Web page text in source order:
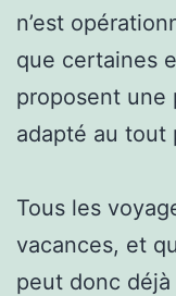
n’est
que certaines
proposent une
adapté au tout
Tous les
vacances, et
peut donc